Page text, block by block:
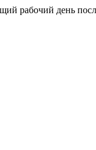
рабочий день